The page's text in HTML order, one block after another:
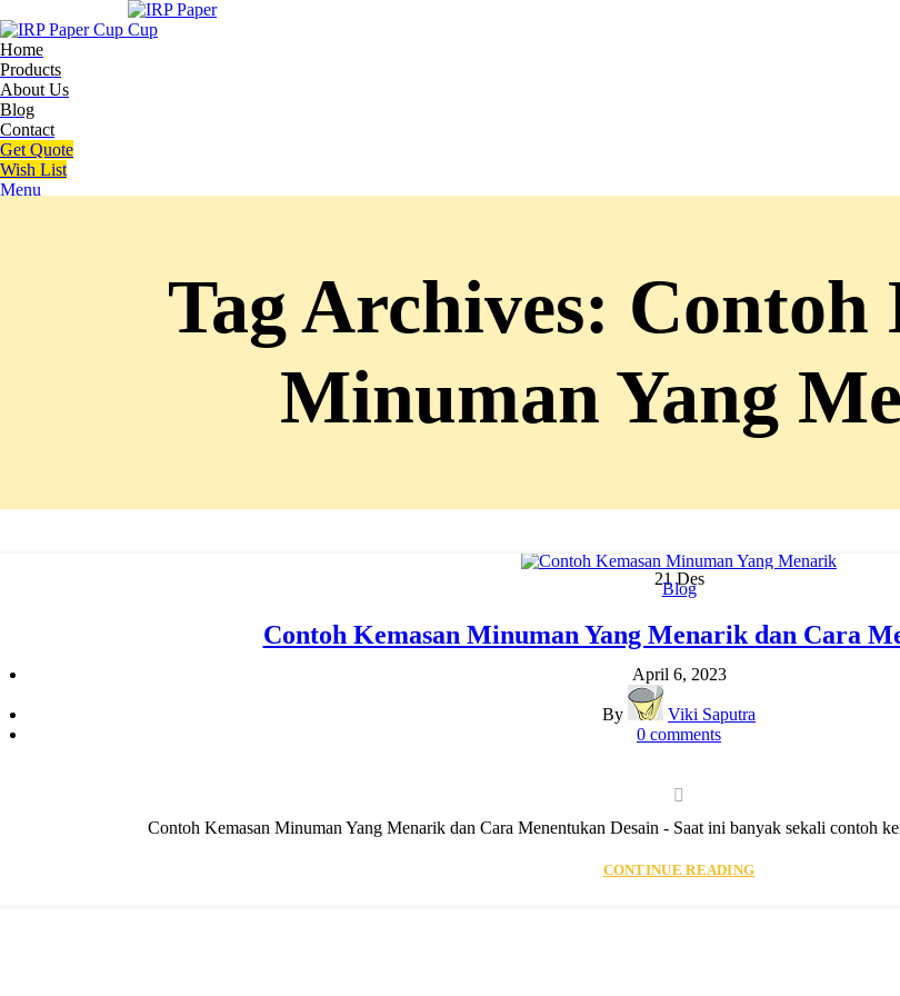
Home
Products
About Us
Blog
Contact
Get Quote
Wish List
Menu
Tag Archives: Contoh
Minuman Yang
21Des
Blog
Contoh Kemasan Minuman Yang Menarik dan Cara
April 6, 2023
By
Viki Saputra
0 comments
Contoh Kemasan Minuman Yang Menarik dan Cara Menentukan Desain - Saat ini banyak sekali contoh
CONTINUE READING